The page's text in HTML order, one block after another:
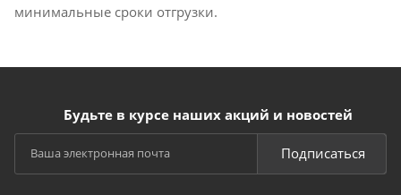
минимальные сроки отгрузки.
Будьте в курсе наших акций и новостей
Подписаться